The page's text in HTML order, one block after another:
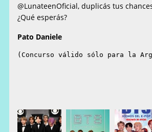
@LunateenOficial, duplicás tus
¿Qué esperás?
Pato Daniele
(Concurso válido sólo para la